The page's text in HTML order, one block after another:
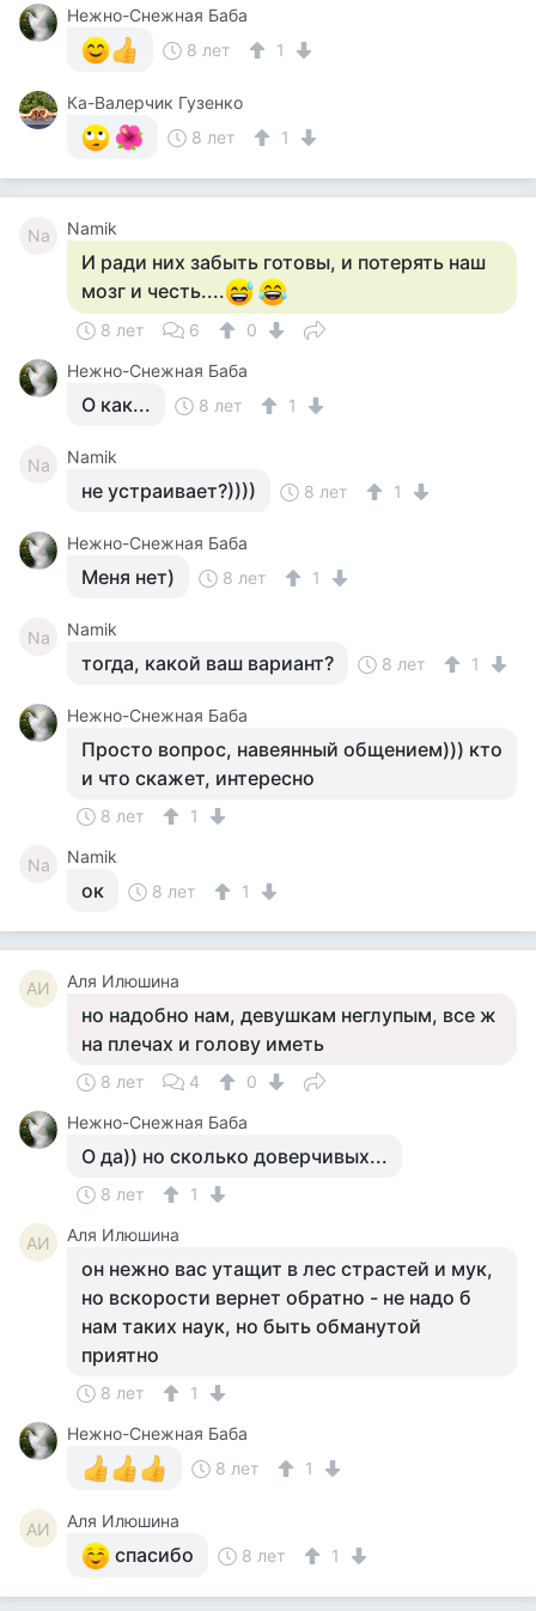
Нежно-Снежная Баба
8 лет
1
Ка-Валерчик Гузенко
8 лет
1
Na Namik
И ради них забыть готовы, и потерять наш
мозг и честь....
8 лет 6
0
Нежно-Снежная Баба
О как... 8 лет 1
Na Namik
не устраивает?)))) 8 лет 1
Нежно-Снежная Баба
Меня нет) 8 лет 1
Na Namik
тогда, какой ваш вариант? 8 лет 1
Нежно-Снежная Баба
Просто вопрос, навеянный общением))) кто
и что скажет, интересно
8 лет 1
Na Namik
ок 8 лет 1
АИ Аля Илюшина
но надобно нам, девушкам неглупым, все ж
на плечах и голову иметь
8 лет 4
0
Нежно-Снежная Баба
О да)) но сколько доверчивых...
8 лет 1
АИ Аля Илюшина
он нежно вас утащит в лес страстей и мук,
но вскорости вернет обратно - не надо б
нам таких наук, но быть обманутой
приятно
8 лет
1
Нежно-Снежная Баба
8 лет
1
АИ Аля Илюшина
спасибо 8 лет 1